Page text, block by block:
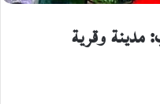
وقرية